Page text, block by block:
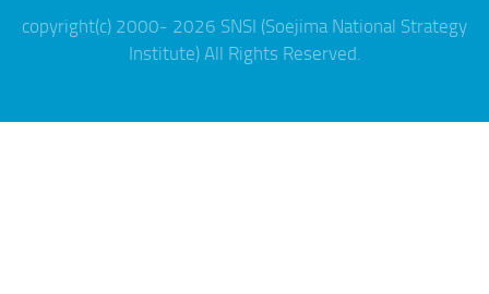
copyright(c) 2000- 2026 SNSI (Soejima National Strategy
Institute) All Rights Reserved.